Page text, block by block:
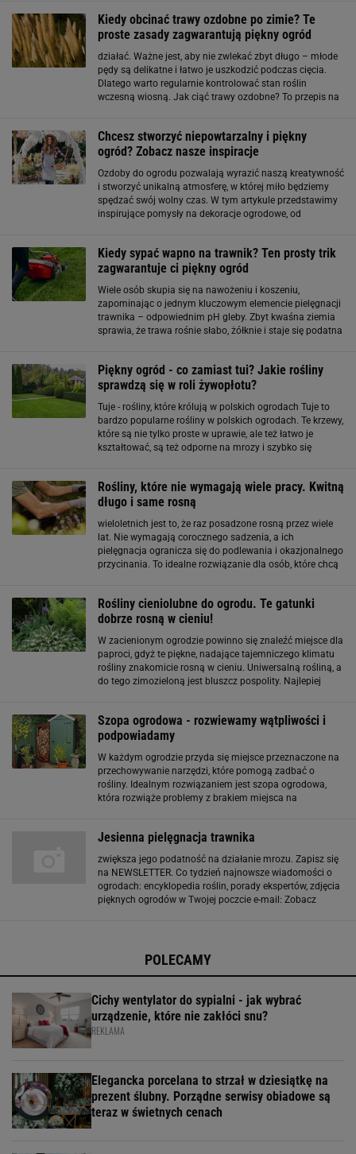
Kiedy obcinać trawy ozdobne po zimie? Te
proste zasady zagwarantują piękny ogród
działać. Ważne jest, aby nie zwlekać zbyt długo – młode
pędy są delikatne i łatwo je uszkodzić podczas cięcia.
Dlatego warto regularnie kontrolować stan roślin
wczesną wiosną. Jak ciąć trawy ozdobne? To przepis na
Chcesz stworzyć niepowtarzalny i piękny
ogród? Zobacz nasze inspiracje
Ozdoby do ogrodu pozwalają wyrazić naszą kreatywność
i stworzyć unikalną atmosferę, w której miło będziemy
spędzać swój wolny czas. W tym artykule przedstawimy
inspirujące pomysły na dekoracje ogrodowe, od
Kiedy sypać wapno na trawnik? Ten prosty trik
zagwarantuje ci piękny ogród
Wiele osób skupia się na nawożeniu i koszeniu,
zapominając o jednym kluczowym elemencie pielęgnacji
trawnika – odpowiednim pH gleby. Zbyt kwaśna ziemia
sprawia, że trawa rośnie słabo, żółknie i staje się podatna
Piękny ogród - co zamiast tui? Jakie rośliny
sprawdzą się w roli żywopłotu?
Tuje - rośliny, które królują w polskich ogrodach Tuje to
bardzo popularne rośliny w polskich ogrodach. Te krzewy,
które są nie tylko proste w uprawie, ale też łatwo je
kształtować, są też odporne na mrozy i szybko się
Rośliny, które nie wymagają wiele pracy. Kwitną
długo i same rosną
wieloletnich jest to, że raz posadzone rosną przez wiele
lat. Nie wymagają corocznego sadzenia, a ich
pielęgnacja ogranicza się do podlewania i okazjonalnego
przycinania. To idealne rozwiązanie dla osób, które chcą
Rośliny cieniolubne do ogrodu. Te gatunki
dobrze rosną w cieniu!
W zacienionym ogrodzie powinno się znaleźć miejsce dla
paproci, gdyż te piękne, nadające tajemniczego klimatu
rośliny znakomicie rosną w cieniu. Uniwersalną rośliną, a
do tego zimozieloną jest bluszcz pospolity. Najlepiej
Szopa ogrodowa - rozwiewamy wątpliwości i
podpowiadamy
W każdym ogrodzie przyda się miejsce przeznaczone na
przechowywanie narzędzi, które pomogą zadbać o
rośliny. Idealnym rozwiązaniem jest szopa ogrodowa,
która rozwiąże problemy z brakiem miejsca na
Jesienna pielęgnacja trawnika
zwiększa jego podatność na działanie mrozu. Zapisz się
na NEWSLETTER. Co tydzień najnowsze wiadomości o
ogrodach: encyklopedia roślin, porady ekspertów, zdjęcia
pięknych ogrodów w Twojej poczcie e-mail: Zobacz
POLECAMY
Cichy wentylator do sypialni - jak wybrać
urządzenie, które nie zakłóci snu?
REKLAMA
Elegancka porcelana to strzał w dziesiątkę na
prezent ślubny. Porządne serwisy obiadowe są
teraz w świetnych cenach